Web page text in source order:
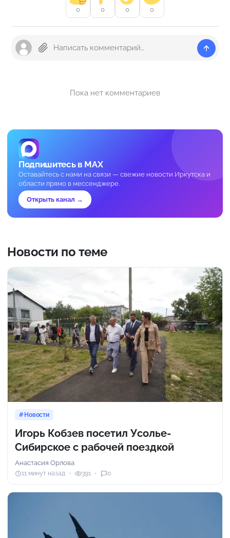
0 0 0 0
Пока нет комментариев
Подпишитесь в MAX
Оставайтесь с нами на связи — свежие новости Иркутска и
области прямо в мессенджере.
Открыть канал →
Новости по теме
Новости
Игорь Кобзев посетил Усолье-
Сибирское с рабочей поездкой
Анастасия Орлова
11 минут назад 391 0